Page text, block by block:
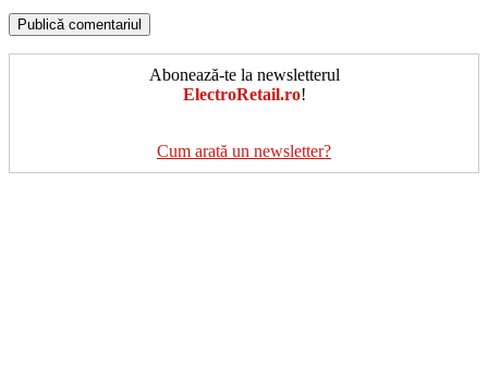
Abonează-te la newsletterul
ElectroRetail.ro!
Cum arată un newsletter?